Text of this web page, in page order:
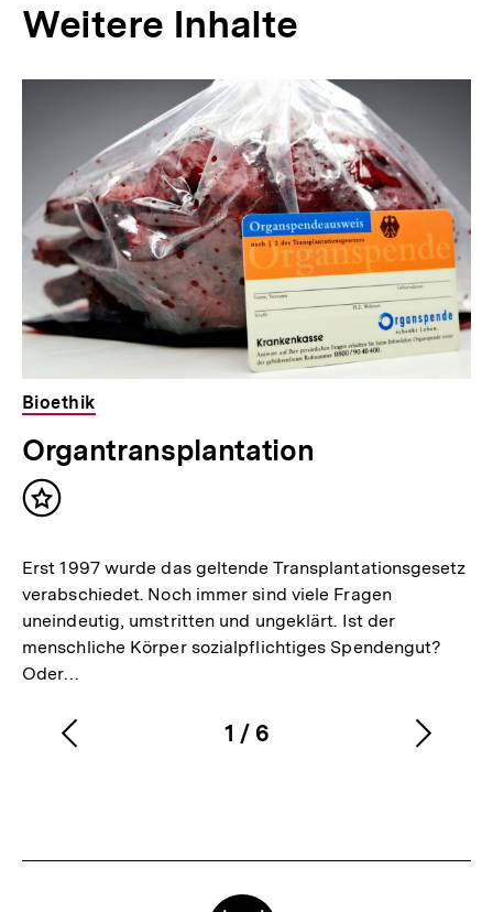
Weitere Inhalte
Inhalte
Bioethik
Organtransplantation
Inhalt
Erst 1997 wurde das geltende Transplantationsgesetz
verabschiedet. Noch immer sind viele Fragen
uneindeutig, umstritten und ungeklärt. Ist der
menschliche Körper sozialpflichtiges Spendengut?
Oder…
Karussellinhalt
1
von
/ 6
Vorherigen